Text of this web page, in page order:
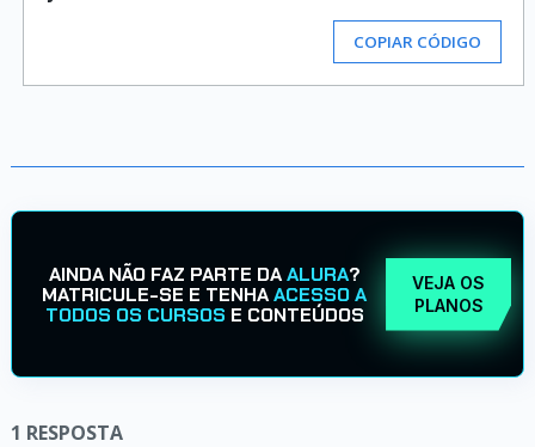
COPIAR CÓDIGO
AINDA NÃO FAZ PARTE DAALURA?
MATRICULE-SE E TENHAACESSO A
TODOS OS CURSOS E CONTEÚDOS
VEJA OS
PLANOS
1 RESPOSTA